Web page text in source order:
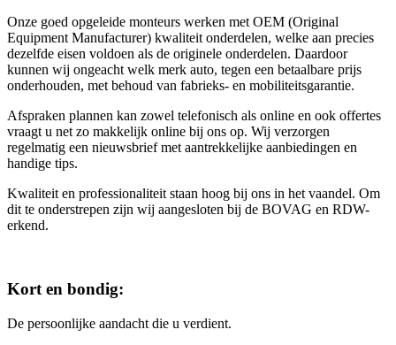
Onze goed opgeleide monteurs werken met OEM (Original
Equipment Manufacturer) kwaliteit onderdelen, welke aan precies
dezelfde eisen voldoen als de originele onderdelen. Daardoor
kunnen wij ongeacht welk merk auto, tegen een betaalbare prijs
onderhouden, met behoud van fabrieks- en mobiliteitsgarantie.
Afspraken plannen kan zowel telefonisch als online en ook offertes
vraagt u net zo makkelijk online bij ons op. Wij verzorgen
regelmatig een nieuwsbrief met aantrekkelijke aanbiedingen en
handige tips.
Kwaliteit en professionaliteit staan hoog bij ons in het vaandel. Om
dit te onderstrepen zijn wij aangesloten bij de BOVAG en RDW-
erkend.
Kort en bondig:
De persoonlijke aandacht die u verdient.